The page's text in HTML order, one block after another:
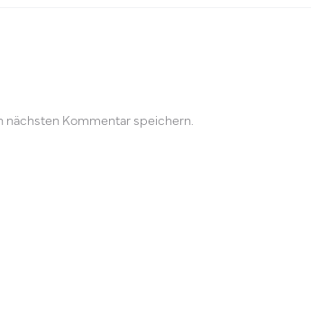
nächsten Kommentar speichern.